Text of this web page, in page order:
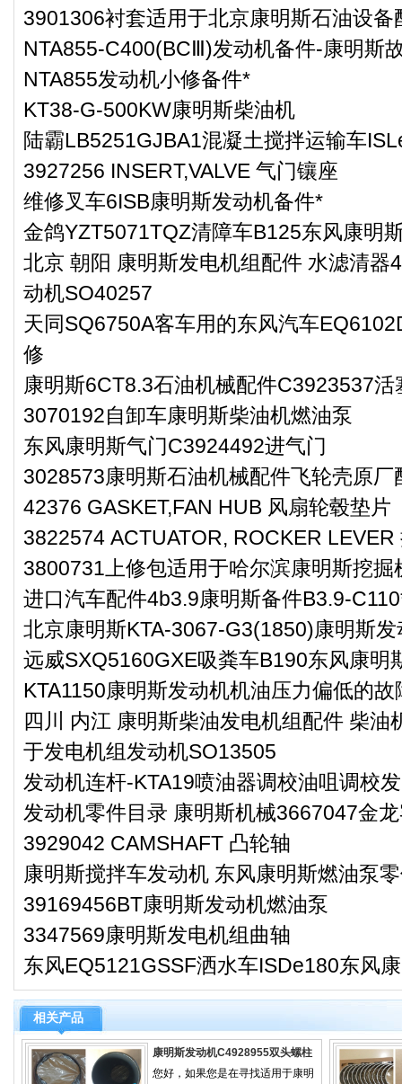
3901306衬套适用于北京康明斯石油设
NTA855-C400(BCⅢ)发动机备件-康明斯
NTA855发动机小修备件*
KT38-G-500KW康明斯柴油机
陆霸LB5251GJBA1混凝土搅拌运输车
3927256 INSERT,VALVE 气门镶座
维修叉车6ISB康明斯发动机备件*
金鸽YZT5071TQZ清障车B125东风康明
北京 朝阳 康明斯发电机组配件 水滤清器
动机SO40257
天同SQ6750A客车用的东风汽车
修
康明斯6CT8.3石油机械配件C3923537活
3070192自卸车康明斯柴油机燃油泵
东风康明斯气门C3924492进气门
3028573康明斯石油机械配件飞轮壳原厂
42376 GASKET,FAN HUB 风扇轮毂垫片
3822574 ACTUATOR, ROCKER LEVER
3800731上修包适用于哈尔滨康明斯挖掘
进口汽车配件4b3.9康明斯备件B3.9-
北京康明斯KTA-3067-G3(1850)康明斯
远威SXQ5160GXE吸粪车B190东风康明
KTA1150康明斯发动机机油压力偏低的
四川 内江 康明斯柴油发电机组配件 柴油
于发电机组发动机SO13505
发动机连杆-KTA19喷油器调校油咀调校
发动机零件目录 康明斯机械3667047金
3929042 CAMSHAFT 凸轮轴
康明斯搅拌车发动机 东风康明斯燃油泵
39169456BT康明斯发动机燃油泵
3347569康明斯发电机组曲轴
东风EQ5121GSSF洒水车ISDe180东风
相关产品
康明斯发动机C4928955双头螺柱
您好，如果您是在寻找适用于康明